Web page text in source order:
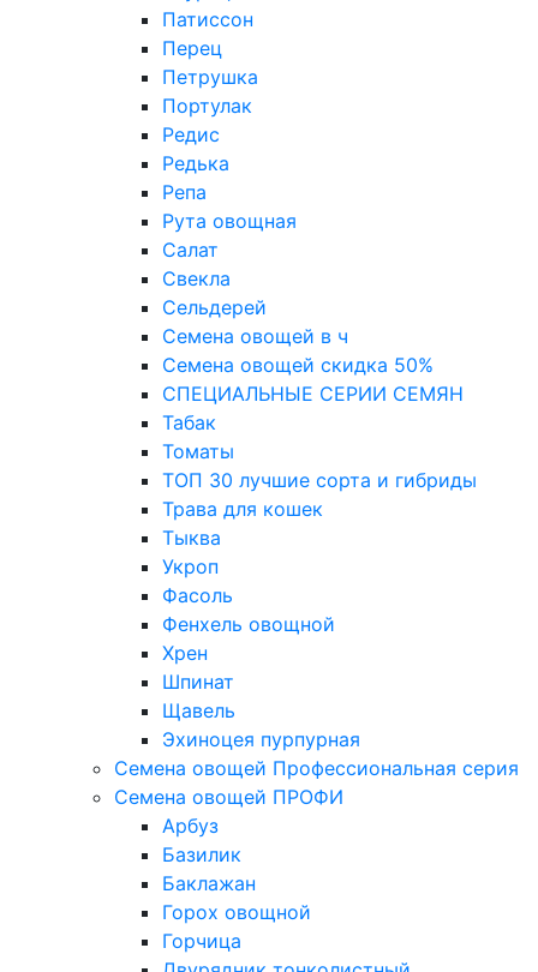
Патиссон
Перец
Петрушка
Портулак
Редис
Редька
Репа
Рута овощная
Салат
Свекла
Сельдерей
Семена овощей в ч
Семена овощей скидка 50%
СПЕЦИАЛЬНЫЕ СЕРИИ СЕМЯН
Табак
Томаты
ТОП 30 лучшие сорта и гибриды
Трава для кошек
Тыква
Укроп
Фасоль
Фенхель овощной
Хрен
Шпинат
Щавель
Эхиноцея пурпурная
Семена овощей Профессиональная серия
Семена овощей ПРОФИ
Арбуз
Базилик
Баклажан
Горох овощной
Горчица